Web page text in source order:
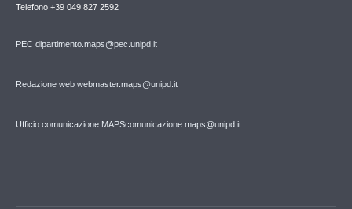
Telefono +39 049 827 2592
PEC dipartimento.maps@pec.unipd.it
Redazione web webmaster.maps@unipd.it
Ufficio comunicazione MAPScomunicazione.maps@unipd.it